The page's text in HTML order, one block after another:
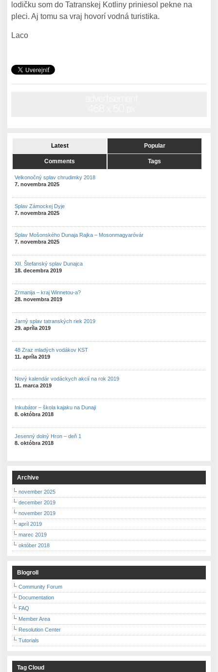
lodičku som do Tatranskej Kotliny priniesol pekne na
pleci. Aj tomu sa vraj hovorí vodná turistika.
Laco
Latest Popular
Comments Tags
Velkonočný splav chrudimky 2018
7. novembra 2025
Splav Zámockej Dyje
7. novembra 2025
Splav Mošonského Dunaja Rajka – Mosonmagyaróvár
7. novembra 2025
XII. Štefanský splav Dunajca
18. decembra 2019
Zrmanija – kraj Winnetou-a?
28. novembra 2019
Jarný splav tatranských riek 2019
29. apríla 2019
48 Zraz mladých vodákov KST
11. apríla 2019
Nový kalendár vodáckych akcií na rok 2019
11. marca 2019
Inkubátor – škola kajaku na Dunaji
8. októbra 2018
Jesenný dolný Hron – deň 1
8. októbra 2018
Archive
november 2025
december 2019
november 2019
apríl 2019
marec 2019
október 2018
Blogroll
Community Forum
Documentation
FAQ
Member Area
Resolution Center
Tutorials
Tag Cloud